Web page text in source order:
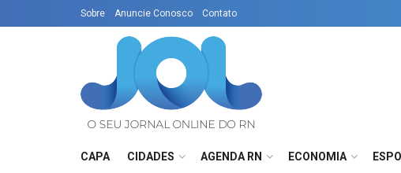
Sobre Anuncie Conosco Contato
CAPA CIDADES AGENDA RN ECONOMIA